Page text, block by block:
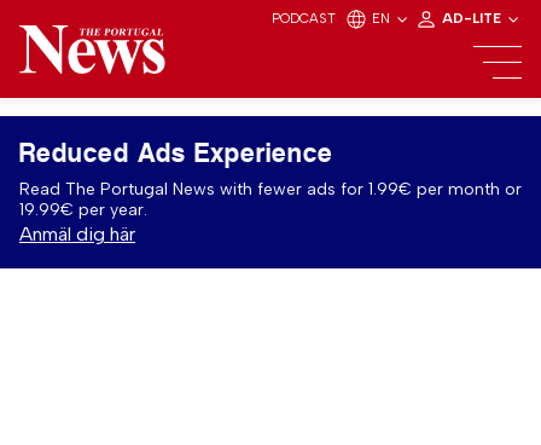
PODCAST EN AD-LITE
Reduced Ads Experience
Read The Portugal News with fewer ads for 1.99€ per month or
19.99€ per year.
Anmäl dig här